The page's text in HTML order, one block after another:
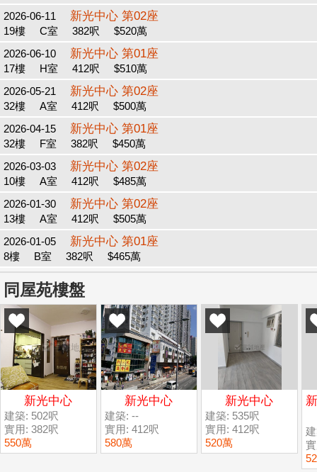
2026-06-11
新光中心 第02座
19樓 C室 382呎
$520萬
2026-06-10
新光中心 第01座
17樓 H室 412呎
$510萬
2026-05-21
新光中心 第02座
32樓 A室 412呎
$500萬
2026-04-15
新光中心 第01座
32樓 F室 382呎
$450萬
2026-03-03
新光中心 第02座
10樓 A室 412呎
$485萬
2026-01-30
新光中心 第02座
13樓 A室 412呎
$505萬
2026-01-05
新光中心 第01座
8樓 B室 382呎 $465萬
同屋苑樓盤
新光中心
建築: 502呎
實用: 382呎
550萬
新光中心
建築: --
實用: 412呎
580萬
新光中心
建築: 535呎
實用: 412呎
520萬